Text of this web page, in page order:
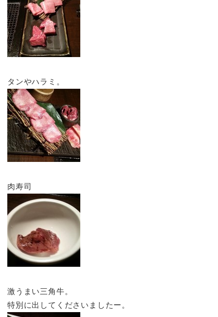
タンやハラミ。
肉寿司
激うまい三角牛。
特別に出してくださいましたー。